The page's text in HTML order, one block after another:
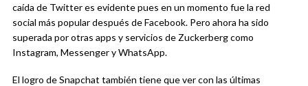
caída de Twitter es evidente pues en un momento fue la red
social más popular después de Facebook. Pero ahora ha sido
superada por otras apps y servicios de Zuckerberg como
Instagram, Messenger y WhatsApp.
El logro de Snapchat también tiene que ver con las últimas